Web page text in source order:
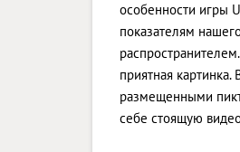
особенности игры
показателям
приятная
размещенными
себе стоящую